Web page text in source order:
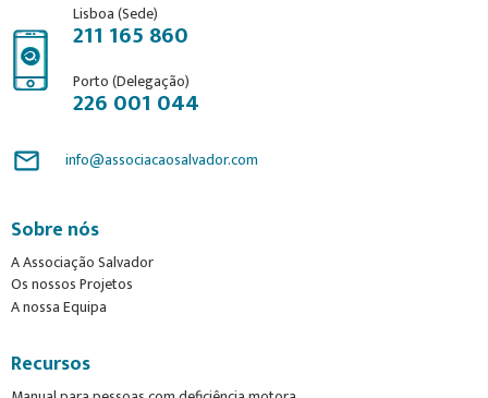
Lisboa (Sede)
211 165 860
Porto (Delegação)
226 001 044
mail_outline info@associacaosalvador.com
Sobre nós
A Associação Salvador
Os nossos Projetos
A nossa Equipa
Recursos